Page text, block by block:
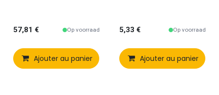
57,81 € Op voorraad
Ajouter au panier Comparer Ajouter à
5,33 € Op voorraad
Ajouter au panier